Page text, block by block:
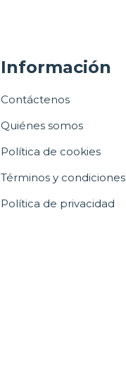
Información
Contáctenos
Quiénes somos
Política de cookies
Términos y condiciones
Política de privacidad